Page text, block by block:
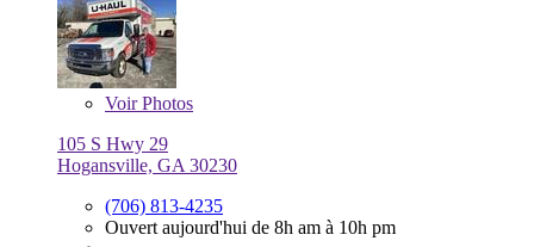
VoirPhotos
105 S Hwy 29
Hogansville, GA 30230
(706) 813-4235
Ouvert aujourd'hui de 8h am à 10h pm